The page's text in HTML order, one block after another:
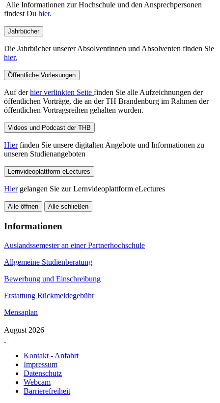
Alle Informationen zur Hochschule und den Ansprechpersonen
findest Du hier.
Jahrbücher
Die Jahrbücher unserer Absolventinnen und Absolventen finden Sie
hier.
Öffentliche Vorlesungen
Auf derhier verlinkten Seite finden Sie alle Aufzeichnungen der
öffentlichen Vorträge, die an der TH Brandenburg im Rahmen der
öffentlichen Vortragsreihen gehalten wurden.
Videos und Podcast der THB
Hierfinden Sie unsere digitalten Angebote und Informationen zu
unseren Studienangeboten
Lernvideoplattform eLectures
Hiergelangen Sie zur Lernvideoplattform eLectures
Alle öffnen Alle schließen
Informationen
Auslandssemester an einer Partnerhochschule
Allgemeine Studienberatung
Bewerbung und Einschreibung
Erstattung Rückmeldegebühr
Mensaplan
August 2026
Kontakt - Anfahrt
Impressum
Datenschutz
Webcam
Barrierefreiheit